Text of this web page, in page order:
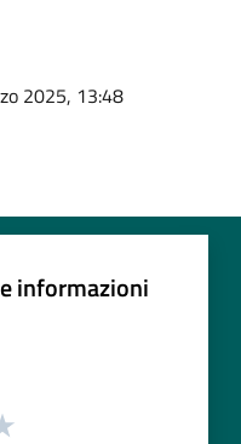
2025, 13:48
informazioni